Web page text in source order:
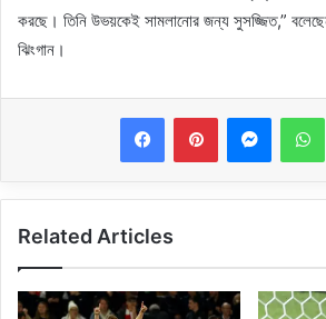
করছে। তিনি উভয়কেই সামলানোর জন্য সুসজ্জিত,”
ঝিংগান।
Related Articles